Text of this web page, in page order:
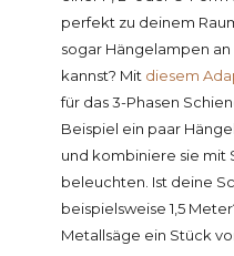
perfekt zu deinem
sogar Hängelampen
kannst? Mit diesem
für das 3-Phasen
Beispiel ein paar
und kombiniere sie mit
beleuchten. Ist deine
beispielsweise 1,5
Metallsäge ein Stück